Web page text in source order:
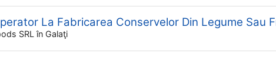
La Fabricarea Conservelor Din Legume Sau
SRL în Galaţi